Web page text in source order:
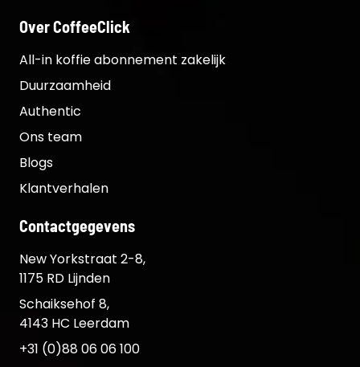
Over CoffeeClick
All-in koffie abonnement zakelijk
Duurzaamheid
Authentic
Ons team
Blogs
Klantverhalen
Contactgegevens
New Yorkstraat 2-8,
1175 RD Lijnden
Schaiksehof 8,
4143 HC Leerdam
+31 (0)88 06 06 100